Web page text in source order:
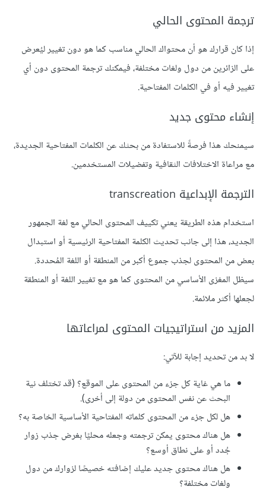
ترجمة المحتوى الحالي
إذا كان قرارك هو أن محتواك الحالي مناسب كما هو دون تغيير ليُعرض
على الزائرين من دول ولغات مختلفة، فيمكنك ترجمة المحتوى دون أي
تغيير فيه أو في الكلمات المفتاحية.
إنشاء محتوى جديد
سيمنحك هذا فرصةً للاستفادة من بحثك عن الكلمات المفتاحية الجديدة،
مع مراعاة الاختلافات الثقافية وتفضيلات المستخدمين.
الترجمة الإبداعية transcreation
استخدام هذه الطريقة يعني تكييف المحتوى الحالي مع لغة الجمهور
الجديد، هذا إلى جانب تحديث الكلمة المفتاحية الرئيسية أو استبدال
بعض من المحتوى لجذب جموع أكبر من المنطقة أو اللغة المُحددة.
سيظل المغزى الأساسي من المحتوى كما هو مع تغيير اللغة أو المنطقة
لجعلها أكثر ملائمة.
المزيد من استراتيجيات المحتوى لمراعاتها
لا بد من تحديد إجابة للآتي:
ما هي غاية كل جزء من المحتوى على الموقع؟ (قد تختلف نية
البحث عن نفس المحتوى من دولة إلى أخرى).
هل لكل جزء من المحتوى كلماته المفتاحية الأساسية الخاصة به؟
هل هناك محتوى يمكن ترجمته وجعله محليًا بغرض جذب زوار
جُدد أو على نطاق أوسع؟
هل هناك محتوى جديد عليك إضافته خصيصًا لزوارك من دول
ولغات مختلفة؟